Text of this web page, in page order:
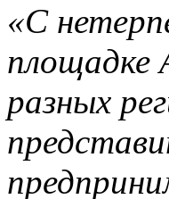
«С
площадке
разных